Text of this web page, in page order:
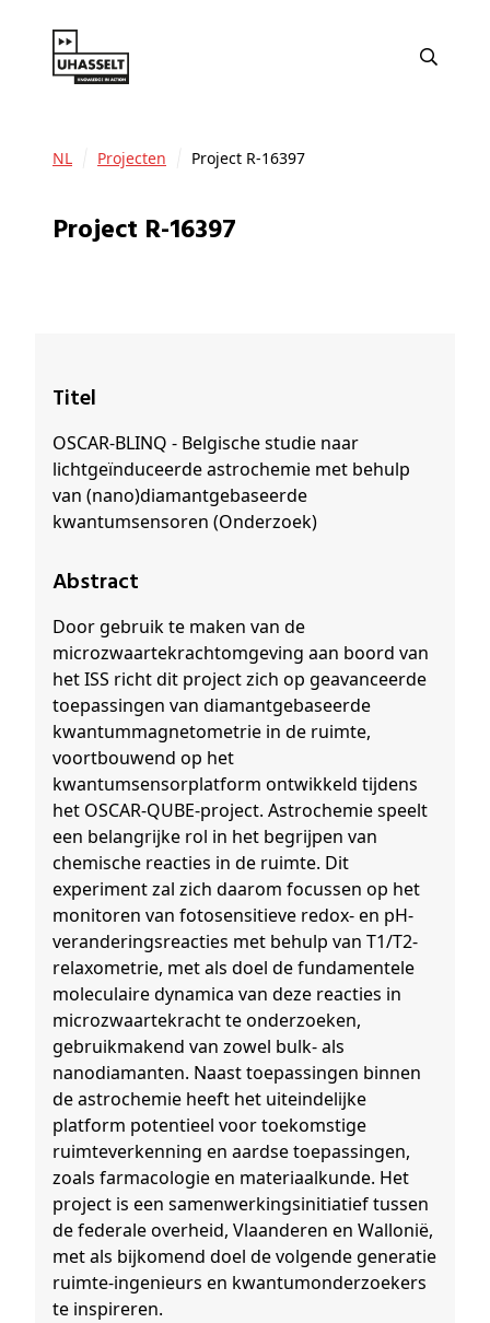
NL Projecten Project R-16397
Project R-16397
Titel
OSCAR-BLINQ - Belgische studie naar
lichtgeïnduceerde astrochemie met behulp
van (nano)diamantgebaseerde
kwantumsensoren (Onderzoek)
Abstract
Door gebruik te maken van de
microzwaartekrachtomgeving aan boord van
het ISS richt dit project zich op geavanceerde
toepassingen van diamantgebaseerde
kwantummagnetometrie in de ruimte,
voortbouwend op het
kwantumsensorplatform ontwikkeld tijdens
het OSCAR-QUBE-project. Astrochemie speelt
een belangrijke rol in het begrijpen van
chemische reacties in de ruimte. Dit
experiment zal zich daarom focussen op het
monitoren van fotosensitieve redox- en pH-
veranderingsreacties met behulp van T1/T2-
relaxometrie, met als doel de fundamentele
moleculaire dynamica van deze reacties in
microzwaartekracht te onderzoeken,
gebruikmakend van zowel bulk- als
nanodiamanten. Naast toepassingen binnen
de astrochemie heeft het uiteindelijke
platform potentieel voor toekomstige
ruimteverkenning en aardse toepassingen,
zoals farmacologie en materiaalkunde. Het
project is een samenwerkingsinitiatief tussen
de federale overheid, Vlaanderen en Wallonië,
met als bijkomend doel de volgende generatie
ruimte-ingenieurs en kwantumonderzoekers
te inspireren.